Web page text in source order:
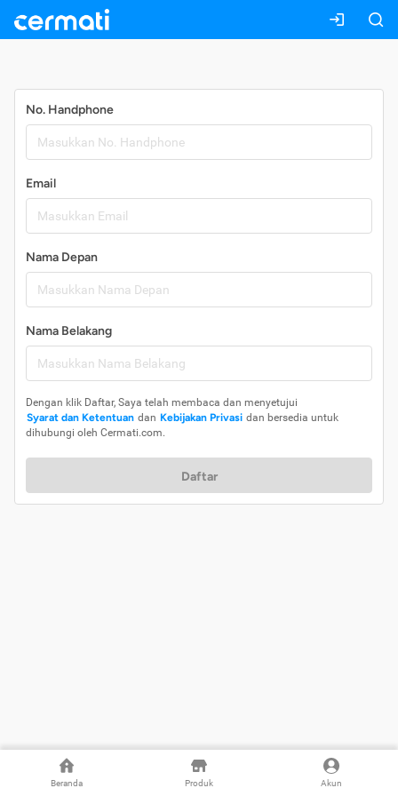
Beranda Produk Akun
No. Handphone
Email
Nama Depan
Nama Belakang
Dengan klik Daftar, Saya telah membaca dan menyetujui
Syarat dan Ketentuan dan Kebijakan Privasi dan bersedia untuk
dihubungi oleh Cermati.com.
Daftar